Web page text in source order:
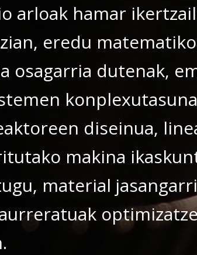
arloak hamar
eredu
osagarria dutenak,
diseinua,
makina
material